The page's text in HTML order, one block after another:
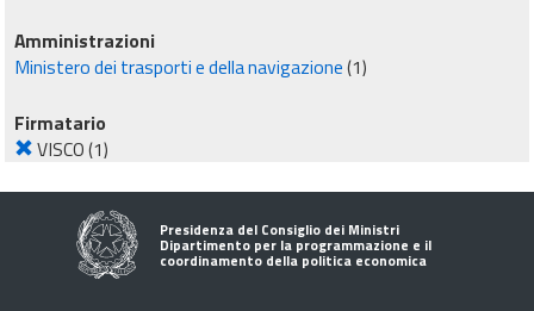
Amministrazioni
Ministero dei trasporti e della navigazione(1)
Firmatario
VISCO(1)
Presidenza del Consiglio dei Ministri
Dipartimento per la programmazione e il
coordinamento della politica economica